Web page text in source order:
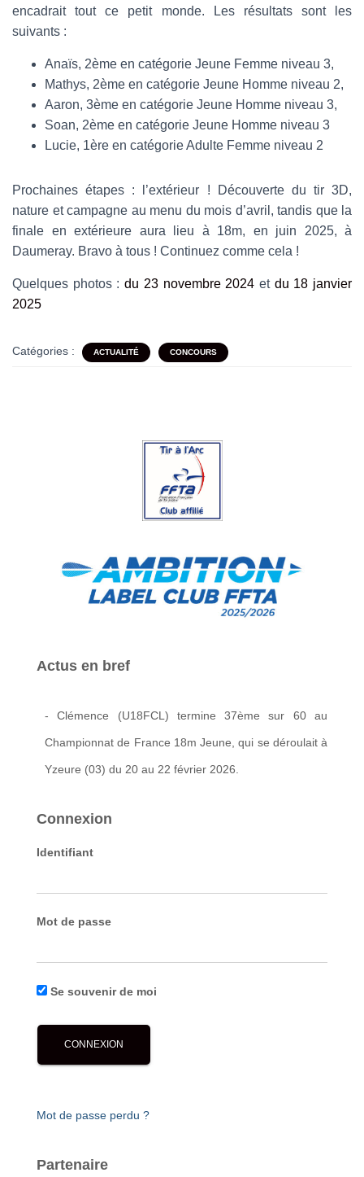
encadrait tout ce petit monde. Les résultats sont les
suivants :
Anaïs, 2ème en catégorie Jeune Femme niveau 3,
Mathys, 2ème en catégorie Jeune Homme niveau 2,
Aaron, 3ème en catégorie Jeune Homme niveau 3,
Soan, 2ème en catégorie Jeune Homme niveau 3
Lucie, 1ère en catégorie Adulte Femme niveau 2
Prochaines étapes : l’extérieur ! Découverte du tir 3D,
nature et campagne au menu du mois d’avril, tandis que la
finale en extérieure aura lieu à 18m, en juin 2025, à
Daumeray. Bravo à tous ! Continuez comme cela !
Quelques photos :du 23 novembre 2024 et du 18 janvier
2025
Catégories : ACTUALITÉ CONCOURS
Actus en bref
- Clémence (U18FCL) termine 37ème sur 60 au
Championnat de France 18m Jeune, qui se déroulait à
Yzeure (03) du 20 au 22 février 2026.
Connexion
Identifiant
Mot de passe
Se souvenir de moi
Mot de passe perdu ?
Partenaire